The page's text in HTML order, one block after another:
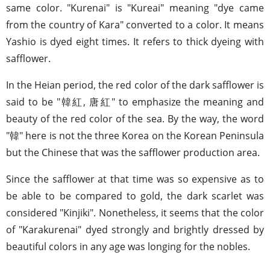
same color. "Kurenai" is "Kureai" meaning "dye came
from the country of Kara" converted to a color. It means
Yashio is dyed eight times. It refers to thick dyeing with
safflower.
In the Heian period, the red color of the dark safflower is
said to be "韓紅, 唐紅" to emphasize the meaning and
beauty of the red color of the sea. By the way, the word
"韓" here is not the three Korea on the Korean Peninsula
but the Chinese that was the safflower production area.
Since the safflower at that time was so expensive as to
be able to be compared to gold, the dark scarlet was
considered "Kinjiki". Nonetheless, it seems that the color
of "Karakurenai" dyed strongly and brightly dressed by
beautiful colors in any age was longing for the nobles.